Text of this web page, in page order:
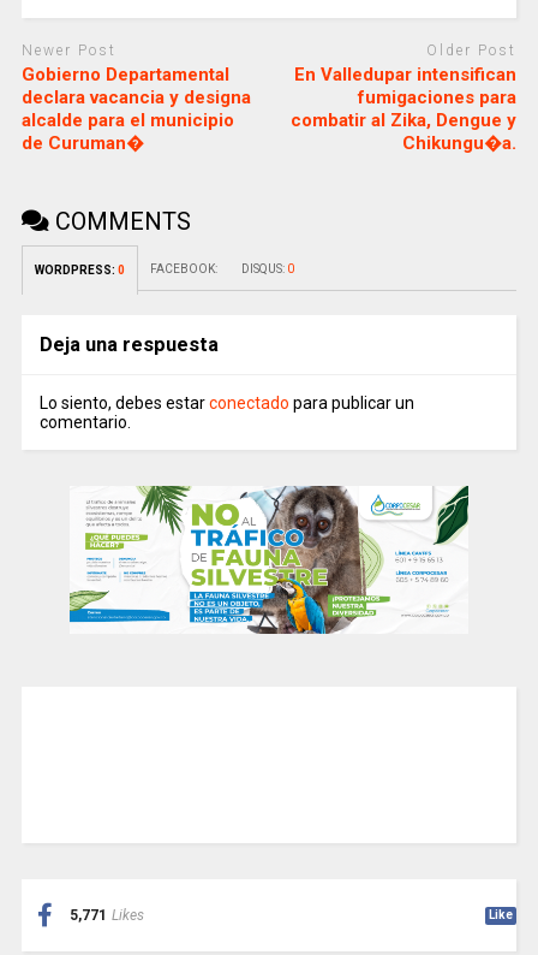
Newer Post
Gobierno Departamental
declara vacancia y designa
alcalde para el municipio
de Curuman�
Older Post
En Valledupar intensifican
fumigaciones para
combatir al Zika, Dengue y
Chikungu�a.
COMMENTS
WORDPRESS: 0 FACEBOOK: DISQUS: 0
Deja una respuesta
Lo siento, debes estarconectado para publicar un
comentario.
5,771 Likes Like